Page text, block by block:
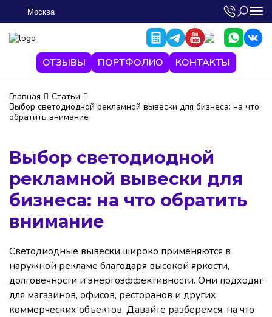
Москва
ОТЗЫВЫ ПОРТФОЛИО КОНТАКТЫ
Главная
Статьи
Выбор светодиодной рекламной вывески для бизнеса: на что
обратить внимание
Выбор светодиодной
рекламной вывески для
бизнеса: на что обратить
внимание
Светодиодные вывески широко применяются в
наружной рекламе благодаря высокой яркости,
долговечности и энергоэффективности. Они подходят
для магазинов, офисов, ресторанов и других
коммерческих объектов. Давайте разберемся, на что